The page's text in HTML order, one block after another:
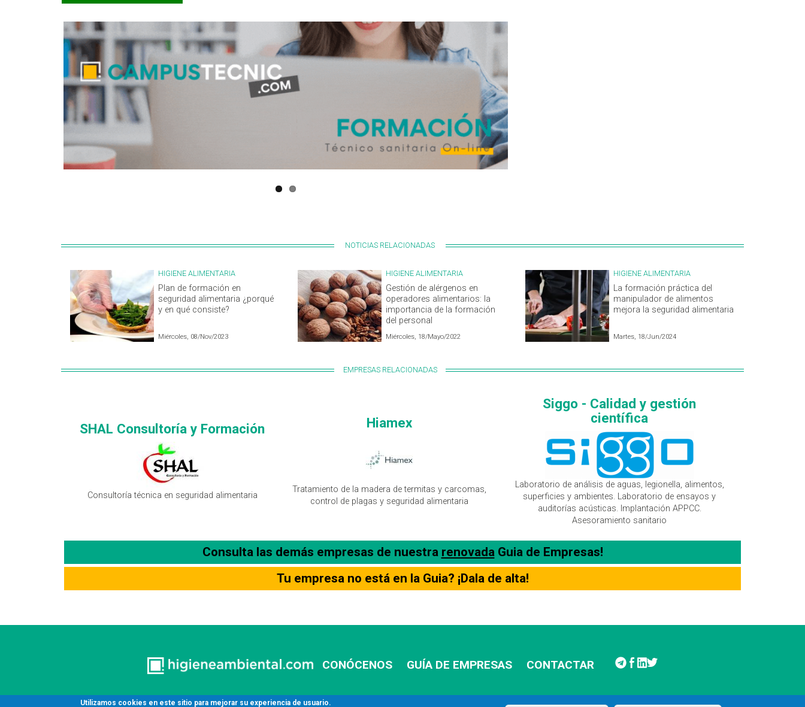
NOTICIAS RELACIONADAS
HIGIENE ALIMENTARIA
Plan de formación en
seguridad alimentaria ¿porqué
y en qué consiste?
Miércoles, 08/Nov/2023
HIGIENE ALIMENTARIA
Gestión de alérgenos en
operadores alimentarios: la
importancia de la formación
del personal
Miércoles, 18/Mayo/2022
HIGIENE ALIMENTARIA
La formación práctica del
manipulador de alimentos
mejora la seguridad alimentaria
Martes, 18/Jun/2024
EMPRESAS RELACIONADAS
SHAL Consultoría y Formación
Consultoría técnica en seguridad alimentaria
Hiamex
Tratamiento de la madera de termitas y carcomas,
control de plagas y seguridad alimentaria
Siggo - Calidad y gestión
científica
Laboratorio de análisis de aguas, legionella, alimentos,
superficies y ambientes. Laboratorio de ensayos y
auditorías acústicas. Implantación APPCC.
Asesoramiento sanitario
Consulta las demás empresas de nuestra renovadaGuia de Empresas!
Tu empresa no está en la Guia? ¡Dala de alta!
CONÓCENOS GUÍA DE EMPRESAS CONTACTAR
Utilizamos cookies en este sitio para mejorar su experiencia de usuario.